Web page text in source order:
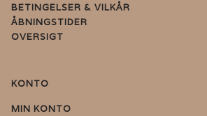
BETINGELSER & VILKÅR
ÅBNINGSTIDER
OVERSIGT
KONTO
MIN KONTO